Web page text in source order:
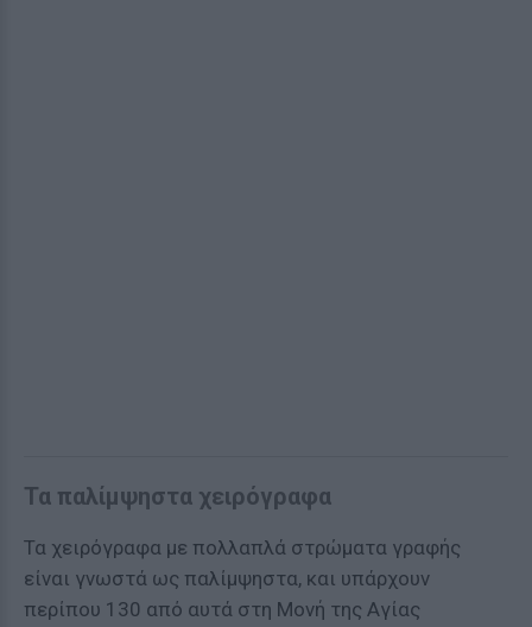
Τα παλίμψηστα χειρόγραφα
Τα χειρόγραφα με πολλαπλά στρώματα γραφής
είναι γνωστά ως παλίμψηστα, και υπάρχουν
περίπου 130 από αυτά στη Μονή της Αγίας